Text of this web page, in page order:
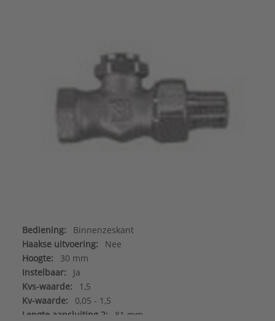
Bediening:
Binnenzeskant
Haakse uitvoering:
Nee
Hoogte:
30 mm
Instelbaar:
Ja
Kvs-waarde:
1,5
Kv-waarde:
0,05 - 1,5
Lengte aansluiting 2:
81 mm